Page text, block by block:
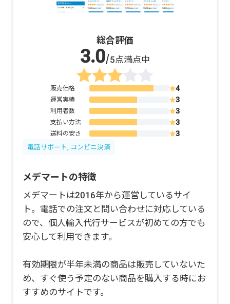
総合評価
/5点満点中
販売価格
運営実績
利用者数
支払い方法
送料の安さ
電話サポート, コンビニ決済
メデマートの特徴
メデマートは2016年から運営しているサイ
ト。電話での注文と問い合わせに対応している
ので、個人輸入代行サービスが初めての方でも
安心して利用できます。
有効期限が半年未満の商品は販売していないた
め、すぐ使う予定のない商品を購入する時にお
すすめのサイトです。